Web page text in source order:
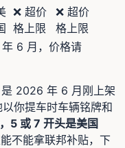
❌ 超价
格上限
❌ 超价
格上限
6 月，价格请
2026 年 6 月刚上架
你提车时车辆铭牌和
5 或 7 开头是美国
不能拿联邦补贴，下